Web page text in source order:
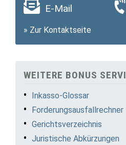
E-Mail
» Zur Kontaktseite
WEITERE BONUS
Inkasso-Glossar
Forderungsausfallrechner
Gerichtsverzeichnis
Juristische Abkürzungen